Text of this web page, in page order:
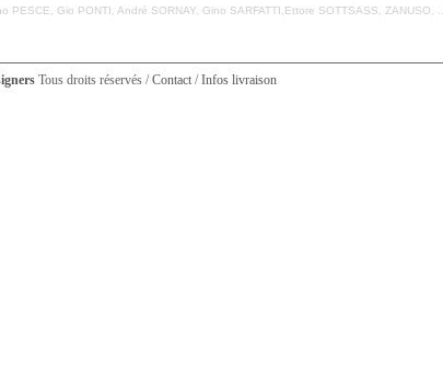
PESCE, Gio PONTI, André SORNAY, Gino SARFATTI,Ettore SOTTSASS, ZANUSO, ...
Tous droits réservés /Contact /Infos livraison